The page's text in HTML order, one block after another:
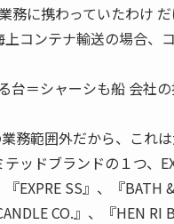
務に携わっていたわけ
コンテナ輸送の場合、
台＝シャーシも船 会社
務範囲外だから、これは
ッドブランドの１つ、
EXPRE SS』、『BATH
CO.』、『HEN RI